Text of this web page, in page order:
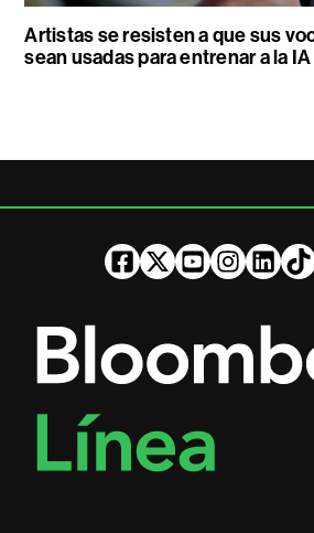
Artistas se resisten a que sus
sean usadas para entrenar a la IA